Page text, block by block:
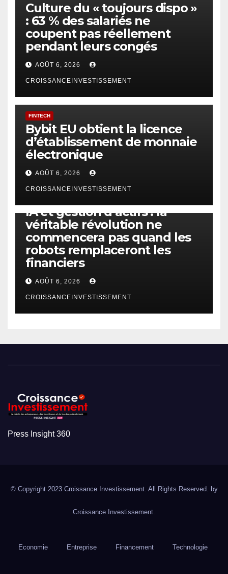
Culture du « toujours dispo »
: 63 % des salariés ne
coupent pas réellement
pendant leurs congés
AOÛT 6, 2026
CROISSANCEINVESTISSEMENT
FINTECH
Bybit EU obtient la licence
d’établissement de monnaie
électronique
AOÛT 6, 2026
CROISSANCEINVESTISSEMENT
IA et gestion d’actifs : la
véritable révolution ne
commencera pas quand les
robots remplaceront les
financiers
AOÛT 6, 2026
CROISSANCEINVESTISSEMENT
Press Insight 360
© Copyright 2023 Croissance Investissement. All Rights Reserved. by
Croissance Investissement.
Economie Entreprise Financement Technologie